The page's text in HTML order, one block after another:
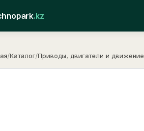
.kz
/Каталог/Приводы, двигатели и движение